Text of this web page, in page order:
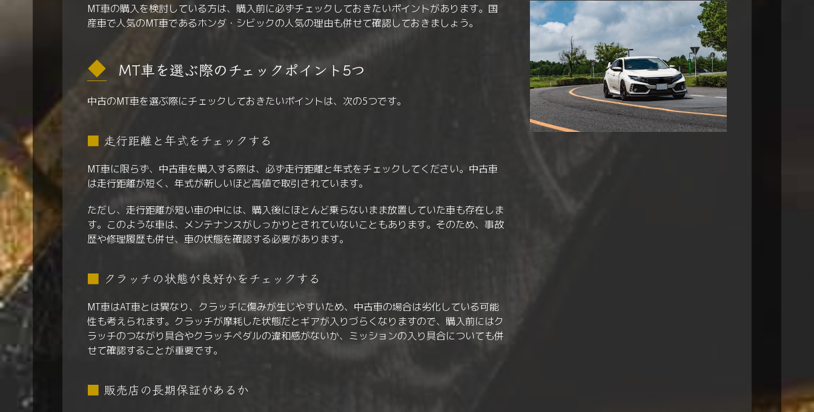
MT車の購入を検討している方は、購入前に必ずチェックしておきたいポイントがあります。国
産車で人気のMT車であるホンダ・シビックの人気の理由も併せて確認しておきましょう。
MT車を選ぶ際のチェックポイント5つ
中古のMT車を選ぶ際にチェックしておきたいポイントは、次の5つです。
■ 走行距離と年式をチェックする
MT車に限らず、中古車を購入する際は、必ず走行距離と年式をチェックしてください。中古車
は走行距離が短く、年式が新しいほど高値で取引されています。
ただし、走行距離が短い車の中には、購入後にほとんど乗らないまま放置していた車も存在しま
す。このような車は、メンテナンスがしっかりとされていないこともあります。そのため、事故
歴や修理履歴も併せ、車の状態を確認する必要があります。
■ クラッチの状態が良好かをチェックする
MT車はAT車とは異なり、クラッチに傷みが生じやすいため、中古車の場合は劣化している可能
性も考えられます。クラッチが摩耗した状態だとギアが入りづらくなりますので、購入前にはク
ラッチのつながり具合やクラッチペダルの違和感がないか、ミッションの入り具合についても併
せて確認することが重要です。
■ 販売店の長期保証があるか